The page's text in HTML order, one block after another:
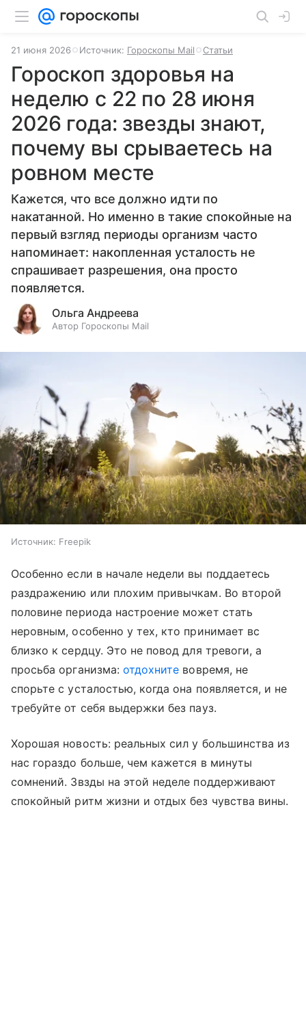
21 июня 2026 Источник: Гороскопы Mail Статьи
Гороскоп здоровья на
неделю с 22 по 28 июня
2026 года: звезды знают,
почему вы срываетесь на
ровном месте
Кажется, что все должно идти по
накатанной. Но именно в такие спокойные на
первый взгляд периоды организм часто
напоминает: накопленная усталость не
спрашивает разрешения, она просто
появляется.
Ольга Андреева
Автор Гороскопы Mail
Источник: Freepik
Особенно если в начале недели вы поддаетесь
раздражению или плохим привычкам. Во второй
половине периода настроение может стать
неровным, особенно у тех, кто принимает вс
близко к сердцу. Это не повод для тревоги, а
просьба организма: отдохните вовремя, не
спорьте с усталостью, когда она появляется, и не
требуйте от себя выдержки без пауз.
Хорошая новость: реальных сил у большинства из
нас гораздо больше, чем кажется в минуты
сомнений. Звзды на этой неделе поддерживают
спокойный ритм жизни и отдых без чувства вины.